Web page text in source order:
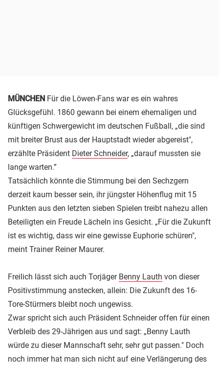
MÜNCHEN Für die Löwen-Fans war es ein wahres
Glücksgefühl. 1860 gewann bei einem ehemaligen und
künftigen Schwergewicht im deutschen Fußball, „die sind
mit breiter Brust aus der Hauptstadt wieder abgereist",
erzählte Präsident Dieter Schneider, „darauf mussten sie
lange warten.”
Tatsächlich könnte die Stimmung bei den Sechzgern
derzeit kaum besser sein, ihr jüngster Höhenflug mit 15
Punkten aus den letzten sieben Spielen treibt nahezu allen
Beteiligten ein Freude Lächeln ins Gesicht. „Für die Zukunft
ist es wichtig, dass wir eine gewisse Euphorie schüren",
meint Trainer Reiner Maurer.
Freilich lässt sich auch Torjäger Benny Lauth von dieser
Positivstimmung anstecken, allein: Die Zukunft des 16-
Tore-Stürmers bleibt noch ungewiss.
Zwar spricht sich auch Präsident Schneider offen für einen
Verbleib des 29-Jährigen aus und sagt: „Benny Lauth
würde zu dieser Mannschaft sehr, sehr gut passen." Doch
noch immer hat man sich nicht auf eine Verlängerung des